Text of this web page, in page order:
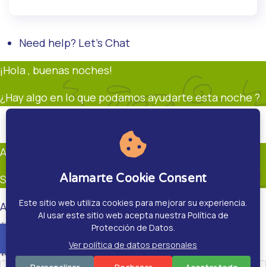
Need help? Let's Chat
¡Hola , buenas noches!
¿Hay algo en lo que podamos ayudarte esta noche ?
Andrés Restrepo
Soporte
Andrés Restrepo
¿Hay algo en que pueda ayudarte?.
15:00
Alamarte Cookie Consent
Este sitio web utiliza cookies para mejorar su experiencia.
Al usar este sitio web acepta nuestra Política de
Protección de Datos.
Ver política de datos personales